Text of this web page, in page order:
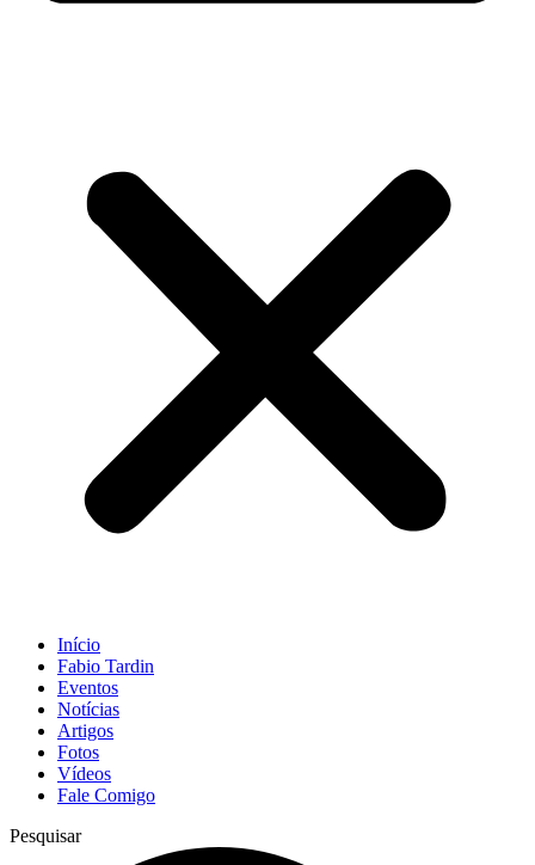
Início
Fabio Tardin
Eventos
Notícias
Artigos
Fotos
Vídeos
Fale Comigo
Pesquisar